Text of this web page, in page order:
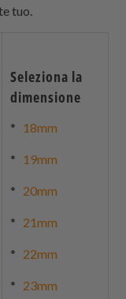
tuo.
Seleziona la
dimensione
* 18mm
* 19mm
* 20mm
* 21mm
* 22mm
* 23mm